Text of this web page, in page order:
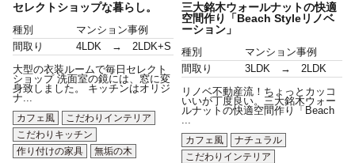
セレクトショップな暮らし。
種別
マンション事例
間取り
4LDK → 2LDK+S
大型の衣装ルームで毎日セレクト
ショップ 洗面室の鏡には、窓に変
身致しました。 キッチンはオリジ
ナ...
カフェ風
こだわりインテリア
こだわりキッチン
作り付けの家具
無垢の木
三大銘木ウォールナットの快適
空間作り「Beach Styleリノベ
ーション」
種別
マンション事例
間取り
3LDK → 2LDK
リノベ不動産流！ちょっとカッコ
いいが丁度良い。三大銘木ウォー
ルナットの快適空間作り「Beach
...
カフェ風
ナチュラル
こだわりインテリア